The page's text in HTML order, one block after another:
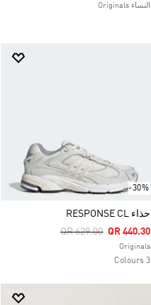
النساء Originals
-30%
حذاء RESPONSE CL
Price Reduced From
QR 629.00ToQR 440.30
Originals
3 Colours